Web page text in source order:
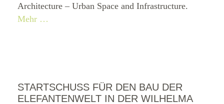
Architecture – Urban Space and Infrastructure.
Mehr …
STARTSCHUSS FÜR DEN BAU DER
ELEFANTENWELT IN DER WILHELMA